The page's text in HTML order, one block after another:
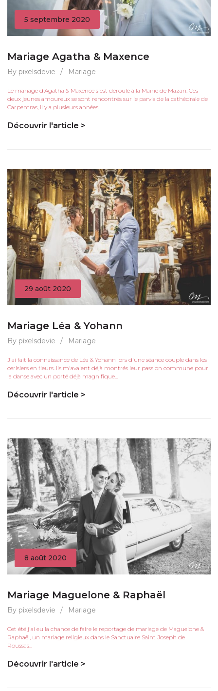
5 septembre 2020
Mariage Agatha & Maxence
By pixelsdevie / Mariage
Le mariage d'Agatha & Maxence s'est déroulé à la Mairie de Mazan. Ces
deux jeunes amoureux se sont rencontrés sur le parvis de la cathédrale de
Carpentras, il y a plusieurs années...
Découvrir l'article >
29 août 2020
Mariage Léa & Yohann
By pixelsdevie / Mariage
J'ai fait la connaissance de Léa & Yohann lors d'une séance couple dans les
cerisiers en fleurs. Ils m'avaient déjà montrés leur passion commune pour
la danse avec un porté déjà magnifique...
Découvrir l'article >
8 août 2020
Mariage Maguelone & Raphaël
By pixelsdevie / Mariage
Cet été j'ai eu la chance de faire le reportage de mariage de Maguelone &
Raphaël, un mariage religieux dans le Sanctuaire Saint Joseph de
Roussas...
Découvrir l'article >